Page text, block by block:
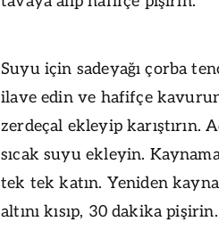
Suyu için sadeyağı çorba
ilave edin ve hafifçe
zerdeçal ekleyip karıştırın.
sıcak suyu ekleyin.
tek tek katın. Yeniden
altını kısıp, 30 dakika